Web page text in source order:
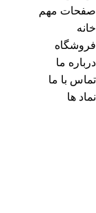
صفحات مهم
خانه
فروشگاه
درباره ما
تماس با ما
نماد ها